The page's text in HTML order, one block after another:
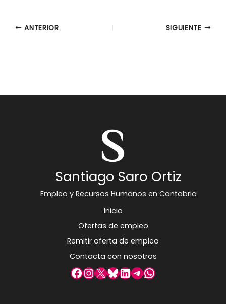
ANTERIOR SIGUIENTE
Santiago Saro Ortiz
Empleo y Recursos Humanos en Cantabria
Inicio
Ofertas de empleo
Remitir oferta de empleo
Contacta con nosotros
Facebook
Instagram
X Bluesky
LinkedIn
Telegram
WhatsApp